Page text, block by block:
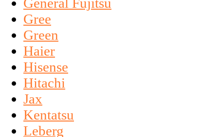
Gree
Green
Haier
Hisense
Hitachi
Jax
Kentatsu
Leberg